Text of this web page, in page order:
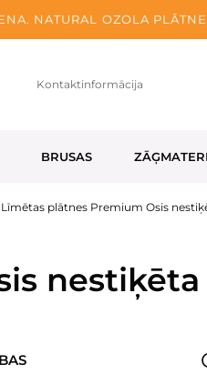
NATURAL OZOLA
Kontaktinformācija
BRUSAS
Līmētas plātnes Premium Osis
nestiķēta